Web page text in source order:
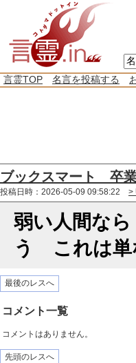
言霊TOP 名言を投稿する
ブックスマート 卒
投稿日時：2026-05-09 09:58:22 >
弱い人間な
う これは単
最後のレスへ
コメント一覧
コメントはありません。
先頭のレスへ